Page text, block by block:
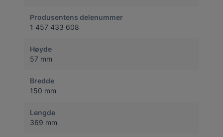
Produsentens delenummer
1 457 433 608
Høyde
57 mm
Bredde
150 mm
Lengde
369 mm